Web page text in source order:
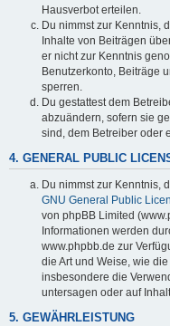
Hausverbot erteilen.
Du nimmst zur Kenntnis,
Inhalte von Beiträgen
er nicht zur Kenntnis
Benutzerkonto, Beiträge
sperren.
Du gestattest dem
abzuändern, sofern sie
sind, dem Betreiber oder
4. GENERAL PUBLIC
Du nimmst zur Kenntnis,
GNU General Public
von phpBB Limited
Informationen werden
www.phpbb.de zur
die Art und Weise, wie
insbesondere die
untersagen oder auf
5. GEWÄHRLEISTUNG